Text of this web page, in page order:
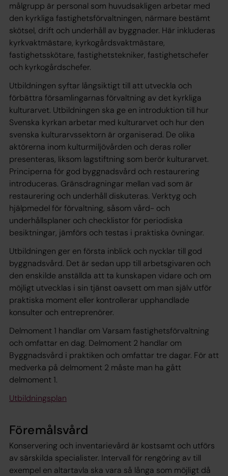
målgrupp är personal som huvudsakligen arbetar med
den kyrkliga fastighetsförvaltningen, närmare bestämt
skötsel, drift och underhåll av byggnader. Här inkluderas
kyrkvaktmästare, kyrkogårdsvaktmästare,
fastighetsskötare, fastighetstekniker, fastighetschefer
och kyrkogårdschefer.
Utbildningen syftar långsiktigt till att utveckla och
förbättra församlingarnas förvaltning av det kyrkliga
kulturarvet. Utbildningen ska ge en introduktion till hur
Svenska kyrkan arbetar med kulturarvet och hur den
svenska kulturarvssektorn är organiserad. De olika
aktörerna inom kulturmiljövården och deras roller
presenteras, liksom lagstiftning som berör kulturarvet.
Principerna för god byggnadsvård och restaurering
introduceras. Gränsdragningar mellan vad som är
restaurering och underhåll diskuteras. Verktyg och
hjälpmedel för förvaltning, såsom vård- och
underhållsplaner och checklistor för periodiska
besiktningar, jämförs och testas i praktiska övningar.
Utbildningen ger en första inblick och nycklar till god
byggnadsvård. Det är sedan upp till arbetsgivaren och
den enskilde anställda att ta kunskapen vidare och om
möjligt utvecklas i sin tjänst oavsett om man själv utför
praktiska moment eller kontrollerar upphandlade
konsulter och entreprenörer.
Delmoment 1 handlar om Varsam fastighetsförvaltning
och omfattar en dag. Delmoment 2 handlar om
Byggnadsvård i praktiken och omfattar tre dagar. För att
medverka på delmoment 2 måste man ha gått
delmoment 1.
Utbildningsplan
Föremålsvård
Konservering och inventarievård är kostsamt och utförs
av särskilda specialister. Intervall för rengöring av till
exempel en altartavla ska vara så långa som möjligt då